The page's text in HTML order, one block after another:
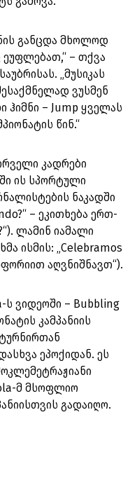
განცდა მხოლოდ
ეუფლებათ,“ – თქვა
„მუსიკას
ვუსმენ
ჰიმნი – Jump ყველას
წინ.“
კადრები
ის სპორტული
ნაკადში
– ეკითხება ერთ-
ლამინ იამალი
ისმის: „Celebramos
აღვნიშნავთ“).
ს ვიდეოში – Bubbling
კამპანიის
ეპოქიდან. ეს
მ მსოფლიო
გადაიღო.